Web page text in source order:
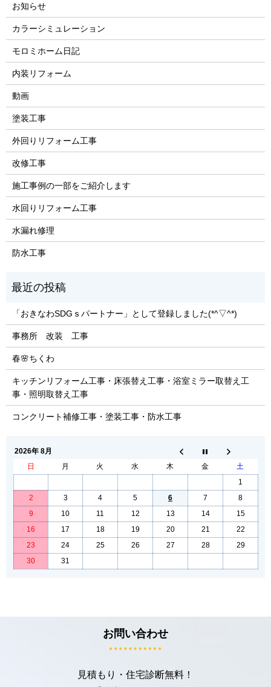
お知らせ
カラーシミュレーション
モロミホーム日記
内装リフォーム
動画
塗装工事
外回りリフォーム工事
改修工事
施工事例の一部をご紹介します
水回りリフォーム工事
水漏れ修理
防水工事
「おきなわSDGｓパートナー」として登録しました(*^▽^*)
事務所 改装 工事
春🌸ちくわ
キッチンリフォーム工事・床張替え工事・浴室ミラー取替え工
事・照明取替え工事
コンクリート補修工事・塗装工事・防水工事
2026年 8月
日
月 火 水 木 金
土
1
2
3 4 5 6 7
8
9
10 11 12 13 14
15
16
17 18 19 20 21
22
23
24 25 26 27 28
29
30
31
お問い合わせ
見積もり・住宅診断無料！